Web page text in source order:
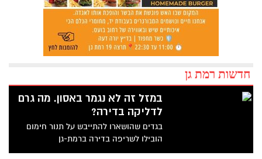
חדשות רמת גן
במזל זה לא נגמר באסון. מה גרם
לדליקה בדירה?
בגדים שהושארו להתייבש על תנור חימום
הובילו לשריפה בדירה ברמת-גן